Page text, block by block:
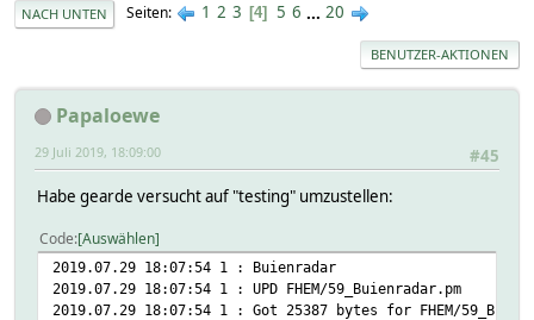
NACH UNTEN Seiten 1 2 3 4 5 6 ... 20
BENUTZER-AKTIONEN
Papaloewe
#45
29 Juli 2019, 18:09:00
Habe gearde versucht auf "testing" umzustellen:
Code Auswählen
2019.07.29 18:07:54 1 : Buienradar
2019.07.29 18:07:54 1 : UPD FHEM/59_Buienradar.pm
2019.07.29 18:07:54 1 : Got 25387 bytes for FHEM/